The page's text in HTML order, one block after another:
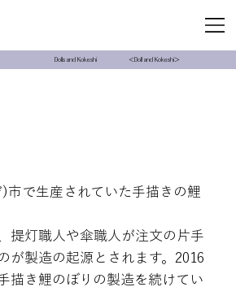
Dolls and Kokeshi ＜Doll and Kokeshi＞
市で生産されていた手描きの鯉
提灯職人や傘職人が注文の片手
が製造の起源とされます。2016
描き鯉のぼりの製造を続けてい